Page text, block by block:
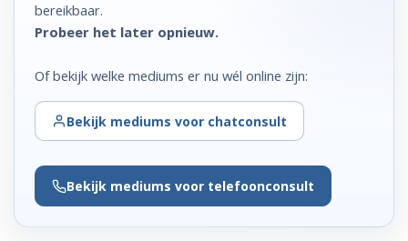
bereikbaar.
Probeer het later opnieuw.
Of bekijk welke mediums er nu wél online zijn:
Bekijk mediums voor chatconsult
Bekijk mediums voor telefoonconsult